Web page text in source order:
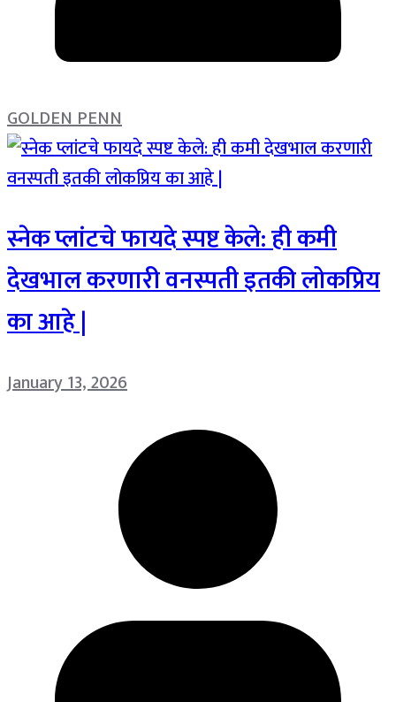
GOLDEN PENN
स्नेक प्लांटचे फायदे स्पष्ट केले: ही कमी
देखभाल करणारी वनस्पती इतकी लोकप्रिय
का आहे |
January 13, 2026